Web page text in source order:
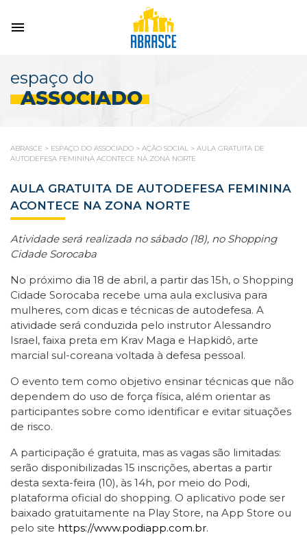
espaço do
ASSOCIADO
ABRASCE > ESPAÇO DO ASSOCIADO > AÇÃO SOCIAL > AULA GRATUITA DE
AUTODEFESA FEMININA ACONTECE NA ZONA NORTE
AULA GRATUITA DE AUTODEFESA FEMININA
ACONTECE NA ZONA NORTE
Atividade será realizada no sábado (18), no Shopping
Cidade Sorocaba
No próximo dia 18 de abril, a partir das 15h, o Shopping
Cidade Sorocaba recebe uma aula exclusiva para
mulheres, com dicas e técnicas de autodefesa. A
atividade será conduzida pelo instrutor Alessandro
Israel, faixa preta em Krav Maga e Hapkidô, arte
marcial sul-coreana voltada à defesa pessoal.
O evento tem como objetivo ensinar técnicas que não
dependem do uso de força física, além orientar as
participantes sobre como identificar e evitar situações
de risco.
A participação é gratuita, mas as vagas são limitadas:
serão disponibilizadas 15 inscrições, abertas a partir
desta sexta-feira (10), às 14h, por meio do Podi,
plataforma oficial do shopping. O aplicativo pode ser
baixado gratuitamente na Play Store, na App Store ou
pelo site https://www.podiapp.com.br.